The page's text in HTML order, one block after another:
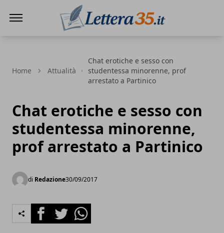
Home Attualità
Chat erotiche e sesso con
studentessa minorenne, prof
arrestato a Partinico
Chat erotiche e sesso con
studentessa minorenne,
prof arrestato a Partinico
di Redazione30/09/2017
FacebookTwitterWhatsapp